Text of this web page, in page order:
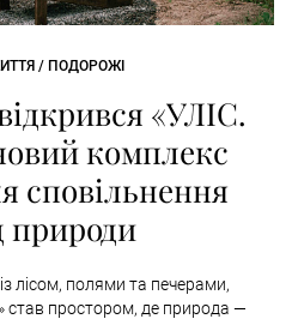
/ ПОДОРОЖІ
«УЛІС.
комплекс
сповільнення
природи
лісом, полями та печерами,
став простором, де природа —